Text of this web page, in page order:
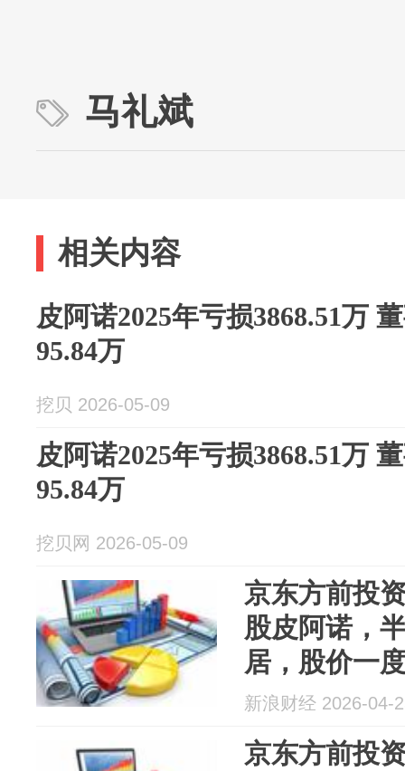
马礼斌
相关内容
皮阿诺2025年亏损3868.51万
95.84万
挖贝 2026-05-09
皮阿诺2025年亏损3868.51万
95.84万
挖贝网 2026-05-09
京东方前投
股皮阿诺，
居，股价一
新浪财经 2026-04-
京东方前投